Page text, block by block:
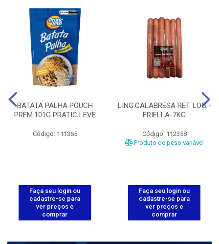
BATATA PALHA POUCH
PREM.101G PRATIC LEVE
Código: 111365
Faça seu login ou
cadastre-se para
ver preços e
comprar
LING.CALABRESA RET. LOG -
FRIELLA-7KG
Código: 112358
Produto de peso variável
Faça seu login ou
cadastre-se para
ver preços e
comprar